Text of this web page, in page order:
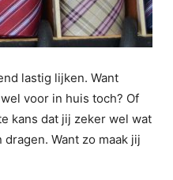
lastig lijken. Want
voor in huis toch? Of
kans dat jij zeker wel wat
Want zo maak jij